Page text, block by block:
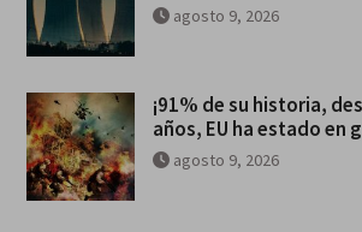
agosto 9, 2026
¡91% de su historia,
años, EU ha estado en
agosto 9, 2026